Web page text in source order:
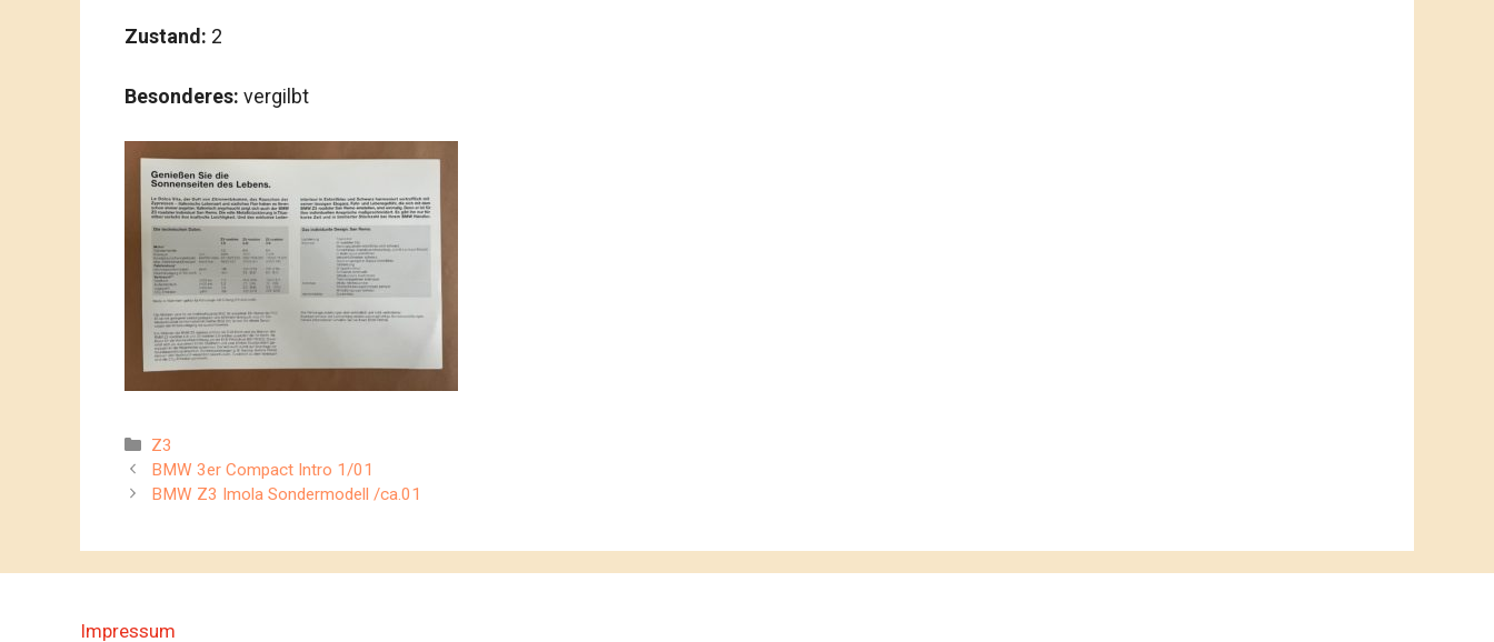
Zustand: 2
Besonderes: vergilbt
Kategorien
Z3
BMW 3er Compact Intro 1/01
BMW Z3 Imola Sondermodell /ca.01
Impressum